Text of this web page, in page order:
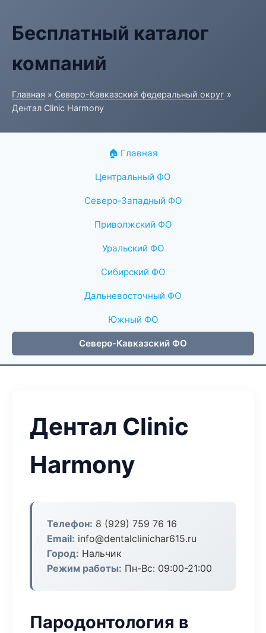
Бесплатный каталог
компаний
Главная » Северо-Кавказский федеральный округ »
Дентал Clinic Harmony
🏠 Главная
Центральный ФО
Северо-Западный ФО
Приволжский ФО
Уральский ФО
Сибирский ФО
Дальневосточный ФО
Южный ФО
Северо-Кавказский ФО
Дентал Clinic
Harmony
Телефон: 8 (929) 759 76 16
Email: info@dentalclinichar615.ru
Город: Нальчик
Режим работы: Пн-Вс: 09:00-21:00
Пародонтология в